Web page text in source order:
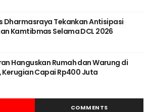
Dharmasraya Tekankan Antisipasi
Kamtibmas Selama DCL 2026
Hanguskan Rumah dan Warung di
Kerugian Capai Rp400 Juta
COMMENTS